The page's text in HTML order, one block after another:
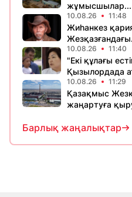
жұмысшылар...
10.08.26 11:48
Жиһанкез
10.08.26 11:40
"Екі құлағы
Қызылордада
10.08.26 11:29
Қазақмыс
жаңартуға
Барлық жаңалықтар